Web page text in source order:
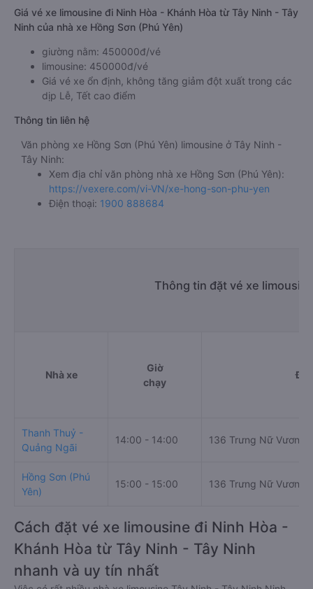
Giá vé xe limousine đi Ninh Hòa - Khánh Hòa từ Tây Ninh - Tây
Ninh của nhà xe Hồng Sơn (Phú Yên)
giường nằm: 450000đ/vé
limousine: 450000đ/vé
Giá vé xe ổn định, không tăng giảm đột xuất trong các
dịp Lễ, Tết cao điểm
Thông tin liên hệ
Văn phòng xe Hồng Sơn (Phú Yên) limousine ở Tây Ninh -
Tây Ninh:
Xem địa chỉ văn phòng nhà xe Hồng Sơn (Phú Yên):
https://vexere.com/vi-VN/xe-hong-son-phu-yen
Điện thoại: 1900 888684
Thông tin đặt vé xe
Nhà xe
Giờ
chạy
Thanh Thuỷ -
Quảng Ngãi
14:00 - 14:00 136 Trưng Nữ Vương,
Hồng Sơn (Phú
Yên)
15:00 - 15:00 136 Trưng Nữ Vương
Cách đặt vé xe limousine đi Ninh Hòa -
Khánh Hòa từ Tây Ninh - Tây Ninh
nhanh và uy tín nhất